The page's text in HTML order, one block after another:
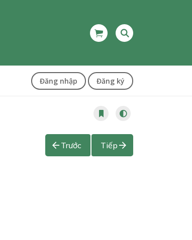
Đăng nhập Đăng ký
Trước Tiếp